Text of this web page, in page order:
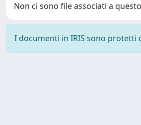
Non ci sono file associati a
I documenti in IRIS sono